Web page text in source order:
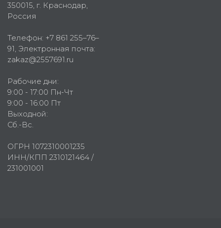
350015, г. Краснодар,
Россия
Телефон: +7 861 255–76–
91, Электронная почта:
zakaz@2557691.ru
Рабочие дни:
9:00 - 17:00 Пн-Чт
9:00 - 16:00 Пт
Выходной:
Сб.-Вс.
ОГРН 1072310001235
ИНН/КПП 2310121464 /
231001001